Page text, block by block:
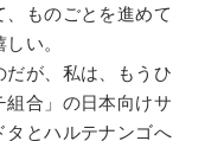
ものごとを進めて
い。
が、私は、もうひ
組合」の日本向けサ
タとハルテナンゴへ